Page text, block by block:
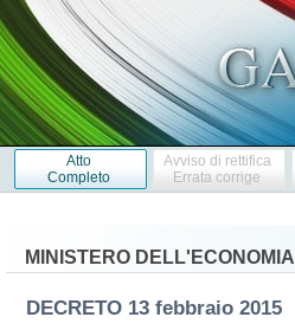
Atto
Completo
Avviso di rettifica
Errata corrige
MINISTERO
DECRETO 13 febbraio 2015